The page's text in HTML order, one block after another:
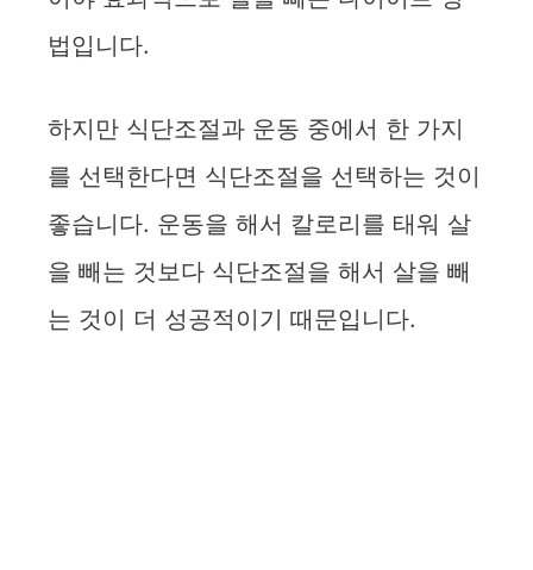
법입니다.
하지만 식단조절과 운동 중에서 한 가지
를 선택한다면 식단조절을 선택하는 것이
좋습니다. 운동을 해서 칼로리를 태워 살
을 빼는 것보다 식단조절을 해서 살을 빼
는 것이 더 성공적이기 때문입니다.